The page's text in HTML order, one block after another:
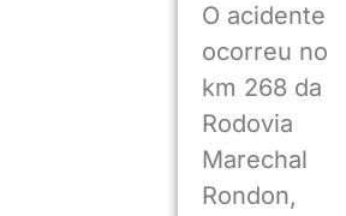
O acidente
ocorreu no
km 268 da
Rodovia
Marechal
Rondon,